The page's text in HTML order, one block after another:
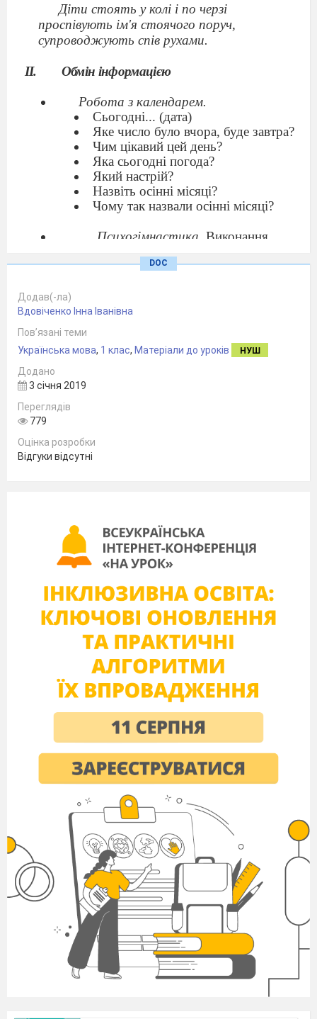
Діти стоять у колі і по черзі
проспівують ім'я стоячого поруч,
супроводжують спів рухами.
Обмін інформацією
Робота з календарем.
Сьогодні... (дата)
Яке число було вчора, буде завтра?
Чим цікавий цей день?
Яка сьогодні погода?
Який настрій?
Назвіть осінні місяці?
Чому так назвали осінні місяці?
Психогімнастика. Виконання
Візьміть по листочку і уявіть, як ви
(Діти під музику вільно рухаються)
спілкування
Що відбувається в довкіллі з приходом
осені? (Зміни у природі, діти йдуть до
школи, звірі готуються до зими, ...)
Вправа «Мені подобається, мені не
подобається»
Діти, а що вам в осені подобається, а
що ні?
Подобається:
Не подобається:
Золоте листячко
Збирати гриби
Іноді сумний настрій
Багато квітів
Стає прохолодно…
Групова робота.
Гра « Ми йдемо до чарівного лісу»
Вчитель:Зараз ми ходитимемо по класній
кімнаті і той, чиє ім’я я
назву, повинен запропонувати продовження
ситуації, яку я розповідатиму.
починаю: « Ми йдемо до чарівного лісу…»
Авторське крісло.
Читання напам’ять віршів про
DOC
Додав(-ла)
Вдовіченко Інна Іванівна
Пов’язані теми
Українська мова, 1 клас, Матеріали до уроків НУШ
Додано
3 січня 2019
Переглядів
779
Оцінка розробки
Відгуки відсутні